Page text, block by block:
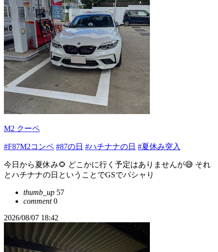
M2 クーペ
#F87M2コンペ #87の日 #ハチナナの日 #夏休み突入
今日から夏休み🌻 どこかに行く予定はありませんが😅 それ
とハチナナの日ということでGSでパシャり
thumb_up 57
comment0
2026/08/07 18:42